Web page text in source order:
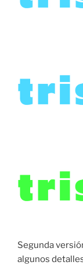
Segunda
algunos